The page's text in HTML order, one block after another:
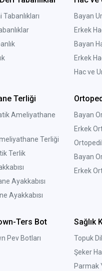
Bayan
Erkek
Bayan
Erkek
Hac ve
Terliği
Ameliyathane
Terliği
Terlik
Ayakkabısı
Ayakkabısı
Bayan
Erkek
Bayan
Erkek
Ters Bot
Pev Botları
Sağlık
Topuk
Şeker
Parmak